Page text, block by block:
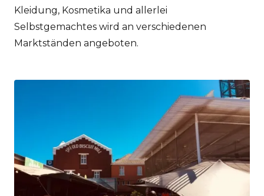
Kleidung, Kosmetika und allerlei
Selbstgemachtes wird an verschiedenen
Marktständen angeboten.